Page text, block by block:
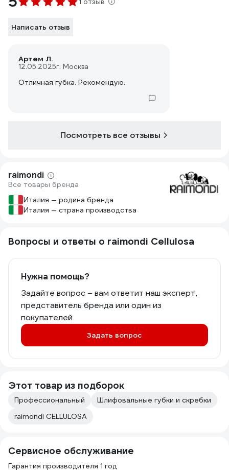
Написать отзыв
Артем Л.
12.05.2025г. Москва
Отличная губка. Рекомендую.
Посмотреть все отзывы
raimondi
Все товары бренда
Италия — родина бренда
Италия — страна производства
Вопросы и ответы о raimondi Cellulosa
Нужна помощь?
Задайте вопрос – вам ответит наш эксперт,
представитель бренда или один из
покупателей
Задать вопрос
Этот товар из подборок
Профессиональный
Шлифовальные губки и скребки
raimondi CELLULOSA
Сервисное обслуживание
Гарантия производителя 1 год